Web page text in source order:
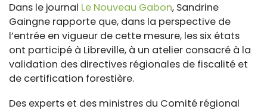
Dans le journal Le Nouveau Gabon, Sandrine
Gaingne rapporte que, dans la perspective de
l’entrée en vigueur de cette mesure, les six états
ont participé à Libreville, à un atelier consacré à la
validation des directives régionales de fiscalité et
de certification forestière.
Des experts et des ministres du Comité régional